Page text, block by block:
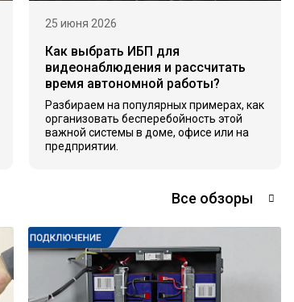
25 июня 2026
Как выбрать ИБП для
видеонаблюдения и рассчитать
время автономной работы?
Разбираем на популярных примерах, как
организовать бесперебойность этой
важной системы в доме, офисе или на
предприятии.
Все обзоры